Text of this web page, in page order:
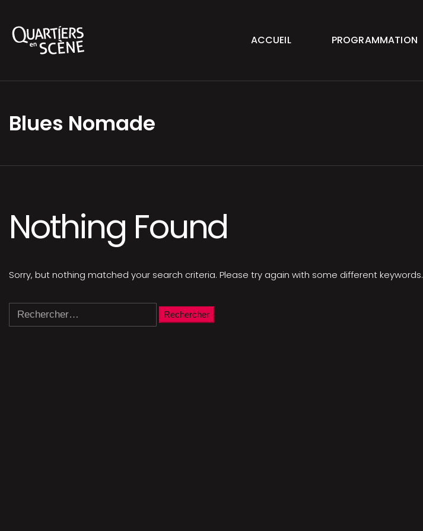
ACCUEIL PROGRAMMATION
Blues Nomade
Nothing Found
Sorry, but nothing matched your search criteria. Please try again with some different keywords.
Rechercher :